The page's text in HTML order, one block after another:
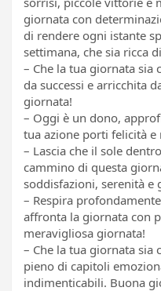
giornata con
di rendere ogni istante
settimana, che sia ricca
– Che la tua giornata
da successi e arricchita
giornata!
– Oggi è un dono,
tua azione porti felicità e
– Lascia che il sole
cammino di questa
soddisfazioni, serenità e
– Respira
affronta la giornata con
meravigliosa giornata!
– Che la tua giornata sia
pieno di capitoli
indimenticabili. Buona